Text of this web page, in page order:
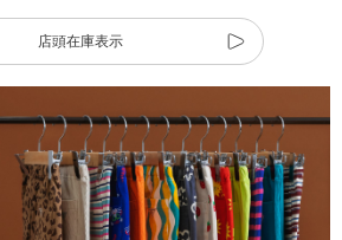
店頭在庫表示